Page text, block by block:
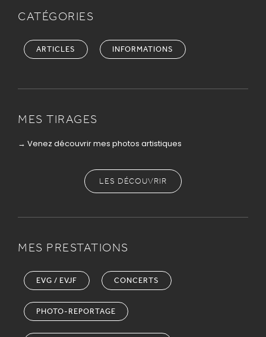
CATÉGORIES
ARTICLES INFORMATIONS
MES TIRAGES
→ Venez découvrir mes photos artistiques
LES DÉCOUVRIR
MES PRESTATIONS
EVG / EVJF CONCERTS
PHOTO-REPORTAGE